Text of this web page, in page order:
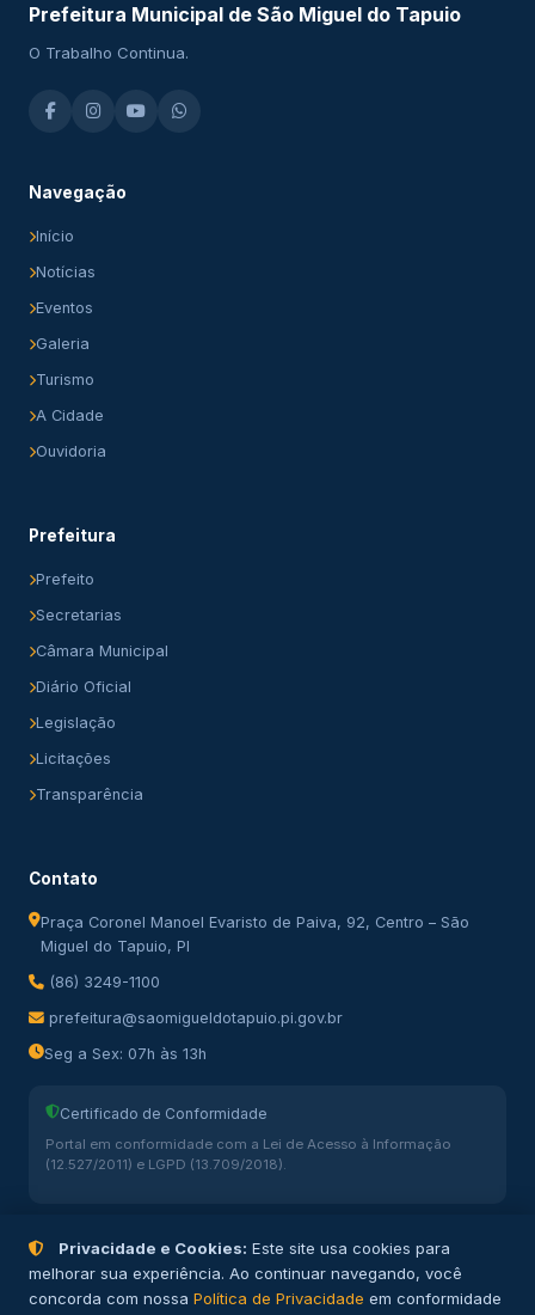
Prefeitura Municipal de São Miguel do Tapuio
O Trabalho Continua.
Navegação
Início
Notícias
Eventos
Galeria
Turismo
A Cidade
Ouvidoria
Prefeitura
Prefeito
Secretarias
Câmara Municipal
Diário Oficial
Legislação
Licitações
Transparência
Contato
Praça Coronel Manoel Evaristo de Paiva, 92, Centro – São
Miguel do Tapuio, PI
(86) 3249-1100
prefeitura@saomigueldotapuio.pi.gov.br
Seg a Sex: 07h às 13h
Certificado de Conformidade
Portal em conformidade com a Lei de Acesso à Informação
(12.527/2011) e LGPD (13.709/2018).
© 2026 Prefeitura Municipal de São Miguel do Tapuio – PI. Todos
Privacidade e Cookies: Este site usa cookies para
melhorar sua experiência. Ao continuar navegando, você
concorda com nossa Política de Privacidade em conformidade